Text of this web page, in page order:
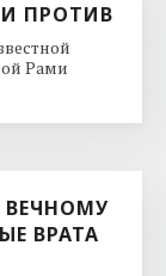
ПРОТИВ
Рами
ВЕЧНОМУ
ВРАТА